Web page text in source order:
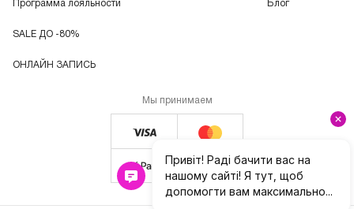
Программа лояльности
SALE ДО -80%
ОНЛАЙН ЗАПИСЬ
Блог
Мы принимаем